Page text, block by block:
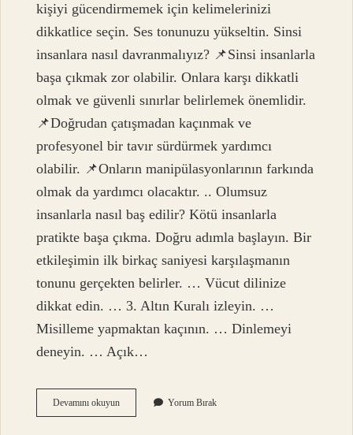
kişiyi gücendirmemek için kelimelerinizi
dikkatlice seçin. Ses tonunuzu yükseltin. Sinsi
insanlara nasıl davranmalıyız? 📌Sinsi insanlarla
başa çıkmak zor olabilir. Onlara karşı dikkatli
olmak ve güvenli sınırlar belirlemek önemlidir.
📌Doğrudan çatışmadan kaçınmak ve
profesyonel bir tavır sürdürmek yardımcı
olabilir. 📌Onların manipülasyonlarının farkında
olmak da yardımcı olacaktır. .. Olumsuz
insanlarla nasıl baş edilir? Kötü insanlarla
pratikte başa çıkma. Doğru adımla başlayın. Bir
etkileşimin ilk birkaç saniyesi karşılaşmanın
tonunu gerçekten belirler. … Vücut dilinize
dikkat edin. … 3. Altın Kuralı izleyin. …
Misilleme yapmaktan kaçının. … Dinlemeyi
deneyin. … Açık…
Devamını okuyunKavgacı
Insanlarla
Yorum Bırak